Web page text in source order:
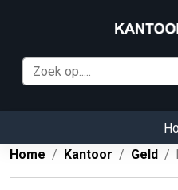
Home
Kantoor Geld